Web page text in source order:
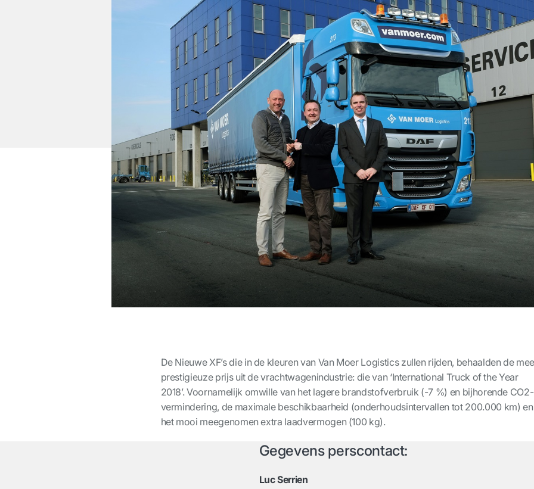
De Nieuwe XF’s die in de kleuren van Van Moer Logistics zullen rijden, behaalden de
prestigieuze prijs uit de vrachtwagenindustrie: die van ‘International Truck of the Year
2018’. Voornamelijk omwille van het lagere brandstofverbruik (-7 %) en bijhorende CO2-
vermindering, de maximale beschikbaarheid (onderhoudsintervallen tot 200.000 km) en
het mooi meegenomen extra laadvermogen (100 kg).
Gegevens perscontact:
Luc Serrien